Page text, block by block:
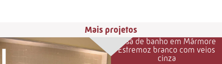
Mais projetos
Casa de banho em Mármore
Estremoz branco com veios
cinza